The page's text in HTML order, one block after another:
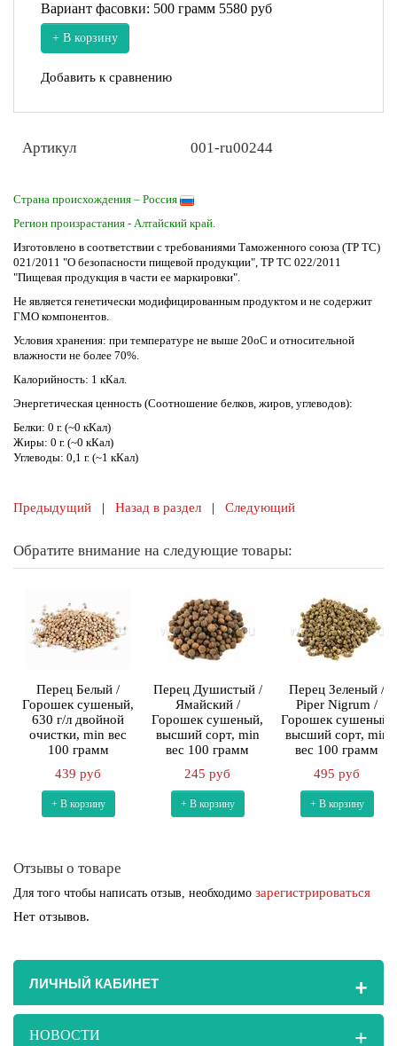
Вариант фасовки: 500 грамм 5580 руб
+ В корзину
Добавить к сравнению
Артикул 001-ru00244
Страна происхождения – Россия
Регион произрастания - Алтайский край.
Изготовлено в соответствии с требованиями Таможенного союза (ТР ТС)
021/2011 "О безопасности пищевой продукции", ТР ТС 022/2011
"Пищевая продукция в части ее маркировки".
Не является генетически модифицированным продуктом и не содержит
ГМО компонентов.
Условия хранения: при температуре не выше 20оС и относительной
влажности не более 70%.
Калорийность: 1 кКал.
Энергетическая ценность (Соотношение белков, жиров, углеводов):
Белки: 0 г. (~0 кКал)
Жиры: 0 г. (~0 кКал)
Углеводы: 0,1 г. (~1 кКал)
Предыдущий | Назад в раздел | Следующий
Обратите внимание на следующие товары:
Перец Белый /
Горошек сушеный,
630 г/л двойной
очистки, min вес
100 грамм
439 руб
+ В корзину
Перец Душистый /
Ямайский /
Горошек сушеный,
высший сорт, min
вес 100 грамм
245 руб
+ В корзину
Перец Зеленый /
Piper Nigrum /
Горошек сушеный,
высший сорт, min
вес 100 грамм
495 руб
+ В корзину
Отзывы о товаре
Для того чтобы написать отзыв, необходимо зарегистрироваться
Нет отзывов.
ЛИЧНЫЙ КАБИНЕТ +
НОВОСТИ +